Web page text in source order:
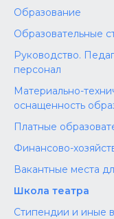
Образование
Образовательные
Руководство.
персонал
Материально-
оснащенность
Платные
Финансово-
Вакантные места
Школа театра
Стипендии и иные